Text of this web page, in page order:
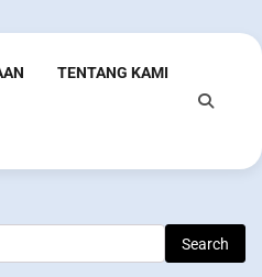
TENTANG KAMI